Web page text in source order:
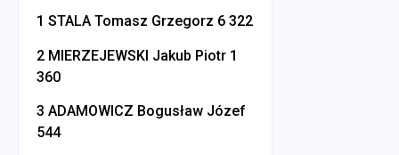
1 STALA Tomasz Grzegorz 6 322
2 MIERZEJEWSKI Jakub Piotr 1
360
3 ADAMOWICZ Bogusław Józef
544